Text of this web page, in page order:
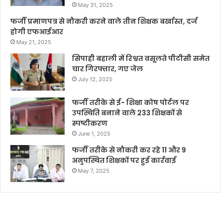
May 31, 2025
फर्जी प्रमाणपत्र से नौकरी करने वाले तीन शिक्षक बर्खास्त, दर्ज
होगी एफआईआर
May 21, 2025
सिपाही बहाली में रिश्वत वसूलते पीटीसी समेत
चार गिरफ्तार, गए जेल
July 12, 2025
फर्जी तरीके से ई- शिक्षा कोष पोर्टल पर
उपस्थिति बनाने वाले 233 शिक्षकों से
स्पष्टीकरण
June 1, 2025
फर्जी तरीके से नौकरी कर रहे 11 और 9
अनुपस्थित शिक्षकों पर हुई कार्रवाई
May 7, 2025